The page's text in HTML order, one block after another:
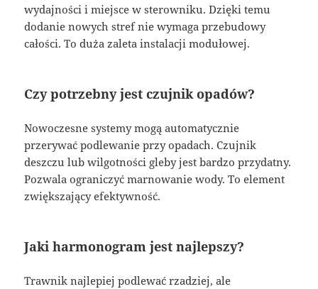
wydajności i miejsce w sterowniku. Dzięki temu
dodanie nowych stref nie wymaga przebudowy
całości. To duża zaleta instalacji modułowej.
Czy potrzebny jest czujnik opadów?
Nowoczesne systemy mogą automatycznie
przerywać podlewanie przy opadach. Czujnik
deszczu lub wilgotności gleby jest bardzo przydatny.
Pozwala ograniczyć marnowanie wody. To element
zwiększający efektywność.
Jaki harmonogram jest najlepszy?
Trawnik najlepiej podlewać rzadziej, ale